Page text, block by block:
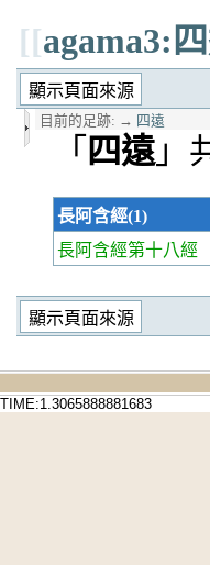
[[agama3:
目前的足跡: → 四遠
「 四遠」
長阿含經(1)
長阿含經第十八經
TIME:1.3065888881683